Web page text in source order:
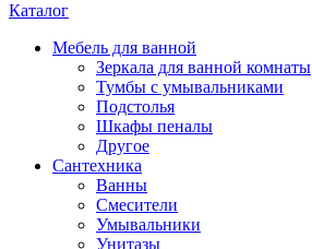
Каталог
Мебель для ванной
Зеркала для ванной комнаты
Тумбы с умывальниками
Подстолья
Шкафы пеналы
Другое
Сантехника
Ванны
Смесители
Умывальники
Унитазы